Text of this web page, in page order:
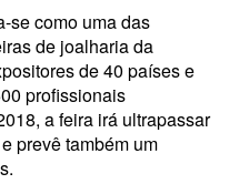
se como uma das
de joalharia da
de 40 países e
profissionais
a feira irá ultrapassar
prevê também um